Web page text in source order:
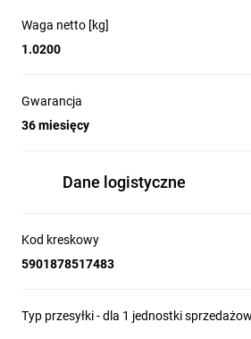
Waga netto [kg]
1.0200
Gwarancja
36 miesięcy
Dane logistyczne
Kod kreskowy
5901878517483
Typ przesyłki - dla 1 jednostki